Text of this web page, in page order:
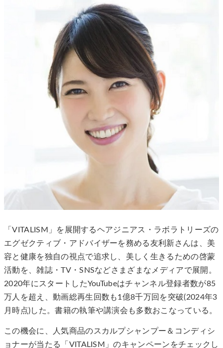
「VITALISM」を展開するヘアジニアス・ラボラトリーズの
エグゼクティブ・アドバイザーを務める友利新さんは、美
容と健康を独自の視点で追求し、美しく生きるための啓蒙
活動を、雑誌・TV・SNSなどさまざまなメディアで展開。
2020年にスタートしたYouTubeはチャンネル登録者数が85
万人を超え、動画総再生回数も1億8千万回を突破(2024年3
月時点)した。書籍の執筆や講演会も多数おこなっている。
この機会に、人気商品のスカルプシャンプー＆コンディシ
ョナーが当たる「VITALISM」のキャンペーンをチェックし